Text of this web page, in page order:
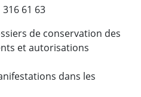
316 61 63
de conservation des
et autorisations
dans les